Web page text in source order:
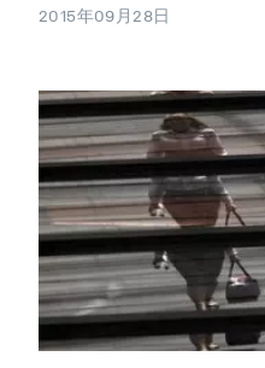
2015年09月28日